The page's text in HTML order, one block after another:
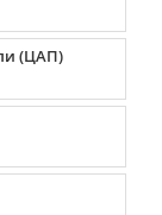
(ЦАП)